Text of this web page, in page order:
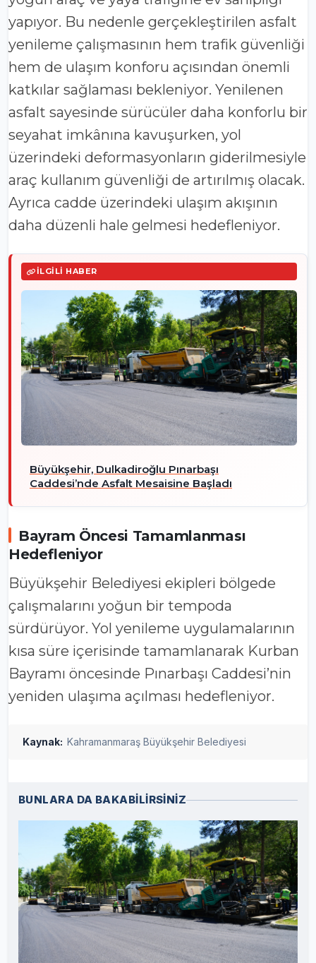
yapıyor. Bu nedenle gerçekleştirilen asfalt
yenileme çalışmasının hem trafik güvenliği
hem de ulaşım konforu açısından önemli
katkılar sağlaması bekleniyor. Yenilenen
asfalt sayesinde sürücüler daha konforlu bir
seyahat imkânına kavuşurken, yol
üzerindeki deformasyonların giderilmesiyle
araç kullanım güvenliği de artırılmış olacak.
Ayrıca cadde üzerindeki ulaşım akışının
daha düzenli hale gelmesi hedefleniyor.
İLGILI HABER
Büyükşehir, Dulkadiroğlu Pınarbaşı
Caddesi’nde Asfalt Mesaisine Başladı
Bayram Öncesi Tamamlanması
Hedefleniyor
Büyükşehir Belediyesi ekipleri bölgede
çalışmalarını yoğun bir tempoda
sürdürüyor. Yol yenileme uygulamalarının
kısa süre içerisinde tamamlanarak Kurban
Bayramı öncesinde Pınarbaşı Caddesi’nin
yeniden ulaşıma açılması hedefleniyor.
Kaynak: Kahramanmaraş Büyükşehir Belediyesi
BUNLARA DA BAKABİLİRSİNİZ